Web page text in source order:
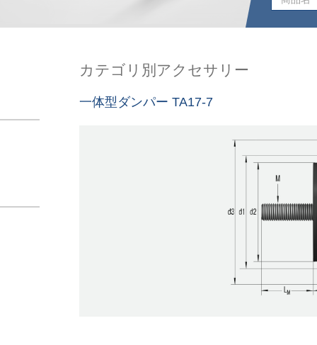
カテゴリ別アクセサリー
一体型ダンパー TA17-7